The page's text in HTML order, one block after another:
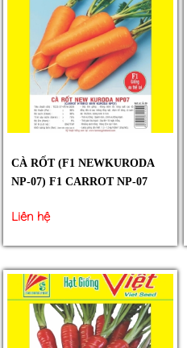
CÀ RỐT (F1 NEWKURODA
NP-07) F1 CARROT NP-07
Liên hệ